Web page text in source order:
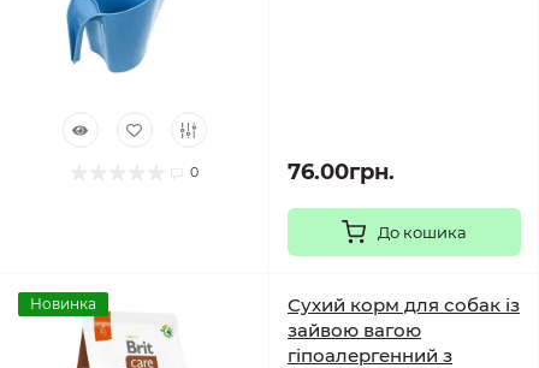
0 76.00грн.
До кошика
Новинка
Сухий корм для собак із
зайвою вагою
гіпоалергенний з